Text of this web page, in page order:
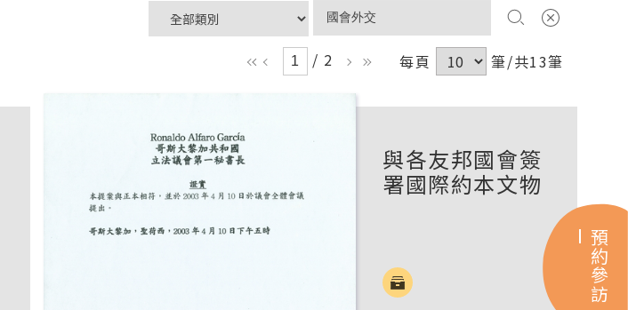
/ 2 每頁 筆/共13筆
與各友邦國會簽
署國際約本文物
預約參訪